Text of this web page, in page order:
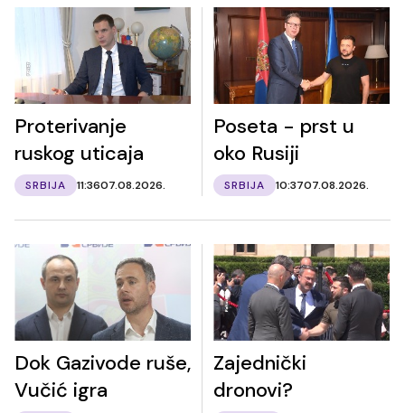
Proterivanje
ruskog uticaja
SRBIJA 11:3607.08.2026.
Poseta - prst u
oko Rusiji
SRBIJA 10:3707.08.2026.
Dok Gazivode ruše,
Vučić igra
Zajednički
dronovi?